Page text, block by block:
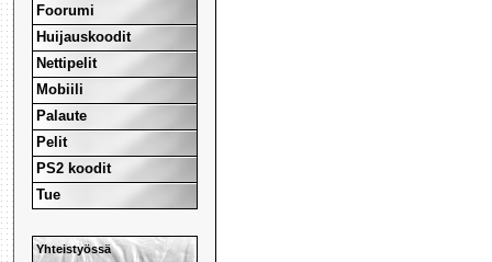
Foorumi
Huijauskoodit
Nettipelit
Mobiili
Palaute
Pelit
PS2 koodit
Tue
Yhteistyössä